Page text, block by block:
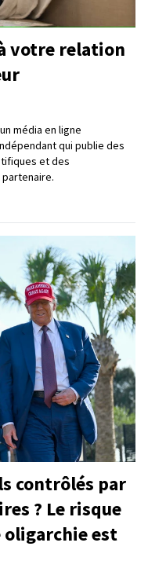
votre relation
média en ligne
qui publie des
et des
contrôlés par
? Le risque
oligarchie est